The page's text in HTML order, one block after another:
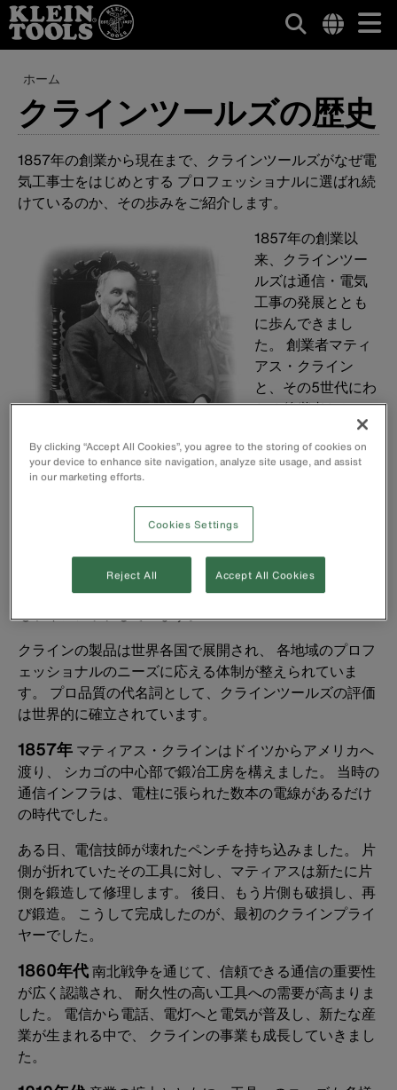
menu
メ
イ
ン
ナ
ビ
ゲ
パ
ン
く
ず
ホーム
クラインツールズの歴史
1857年の創業から現在まで、クラインツールズがなぜ電
気工事士をはじめとする プロフェッショナルに選ばれ続
けているのか、その歩みをご紹介します。
1857年の創業以
来、クラインツー
ルズは通信・電気
工事の発展ととも
に歩んできまし
た。 創業者マティ
アス・クライン
と、その5世代にわ
たる後継者たちに
よって、 現場で本
当に役立つ工具づ
くりが受け継がれ
ールズは、プライヤーにとどまらず、 電気工事・通信・
建設・産業分野で使用される幅広いハンドツールを展開
しています。 また、作業現場の安全を支える保護具製品
もラインアップしています。
クラインの製品は世界各国で展開され、 各地域のプロフ
ェッショナルのニーズに応える体制が整えられていま
す。 プロ品質の代名詞として、クラインツールズの評価
は世界的に確立されています。
1857年 マティアス・クラインはドイツからアメリカへ
渡り、 シカゴの中心部で鍛冶工房を構えました。 当時の
通信インフラは、電柱に張られた数本の電線があるだけ
の時代でした。
ある日、電信技師が壊れたペンチを持ち込みました。 片
側が折れていたその工具に対し、マティアスは新たに片
側を鍛造して修理します。 後日、もう片側も破損し、再
び鍛造。 こうして完成したのが、最初のクラインプライ
ヤーでした。
1860年代南北戦争を通じて、信頼できる通信の重要性
が広く認識され、 耐久性の高い工具への需要が高まりま
した。 電信から電話、電灯へと電気が普及し、新たな産
業が生まれる中で、 クラインの事業も成長していきまし
た。
By clicking “Accept All Cookies”, you agree to the storing of cookies on
your device to enhance site navigation, analyze site usage, and assist
in our marketing efforts.
Cookies Settings
Reject All Accept All Cookies